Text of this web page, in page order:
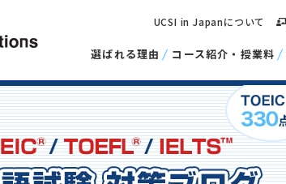
選ばれる理由 コース紹介・授業料
UCSI in Japanについて